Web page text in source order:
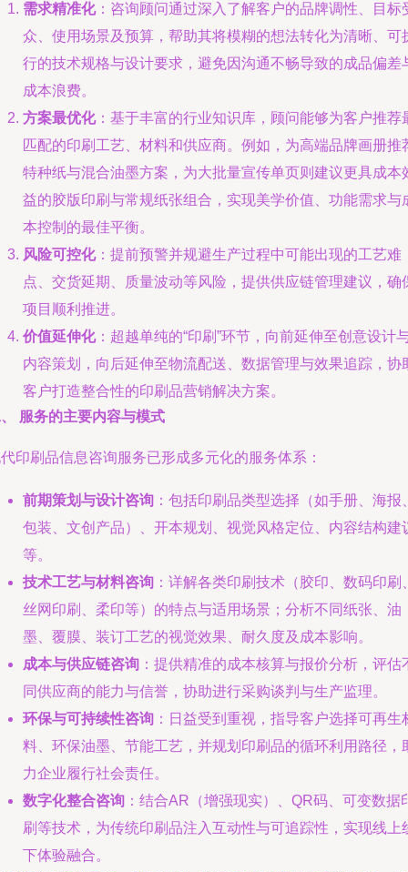
需求精准化：咨询顾问通过深入了解客户的品牌调性、目标
众、使用场景及预算，帮助其将模糊的想法转化为清晰、可
行的技术规格与设计要求，避免因沟通不畅导致的成品偏差
成本浪费。
方案最优化：基于丰富的行业知识库，顾问能够为客户推荐
匹配的印刷工艺、材料和供应商。例如，为高端品牌画册推
特种纸与混合油墨方案，为大批量宣传单页则建议更具成本
益的胶版印刷与常规纸张组合，实现美学价值、功能需求与
本控制的最佳平衡。
风险可控化：提前预警并规避生产过程中可能出现的工艺难
点、交货延期、质量波动等风险，提供供应链管理建议，确
项目顺利推进。
价值延伸化：超越单纯的“印刷”环节，向前延伸至创意设计
内容策划，向后延伸至物流配送、数据管理与效果追踪，协
客户打造整合性的印刷品营销解决方案。
服务的主要内容与模式
印刷品信息咨询服务已形成多元化的服务体系：
前期策划与设计咨询 ：包括印刷品类型选择（如手册、海报
包装、文创产品）、开本规划、视觉风格定位、内容结构建
等。
技术工艺与材料咨询 ：详解各类印刷技术（胶印、数码印刷
丝网印刷、柔印等）的特点与适用场景；分析不同纸张、油
墨、覆膜、装订工艺的视觉效果、耐久度及成本影响。
成本与供应链咨询 ：提供精准的成本核算与报价分析，评估
同供应商的能力与信誉，协助进行采购谈判与生产监理。
环保与可持续性咨询 ：日益受到重视，指导客户选择可再生
料、环保油墨、节能工艺，并规划印刷品的循环利用路径，
力企业履行社会责任。
数字化整合咨询 ：结合AR（增强现实）、QR码、可变数据
刷等技术，为传统印刷品注入互动性与可追踪性，实现线上
下体验融合。